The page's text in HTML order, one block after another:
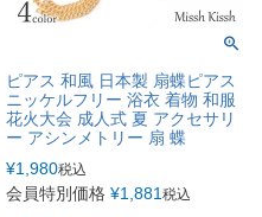
ピアス 和風 日本製 扇蝶ピアス
ニッケルフリー 浴衣 着物 和服
花火大会 成人式 夏 アクセサリ
ー アシンメトリー 扇 蝶
¥1,980税込
会員特別価格 ¥1,881 税込